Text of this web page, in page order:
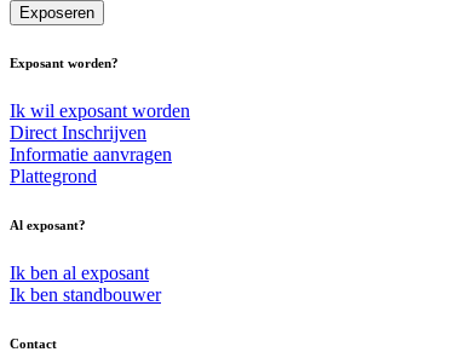
Exposeren
Exposant worden?
Ik wil exposant worden
Direct Inschrijven
Informatie aanvragen
Plattegrond
Al exposant?
Ik ben al exposant
Ik ben standbouwer
Contact